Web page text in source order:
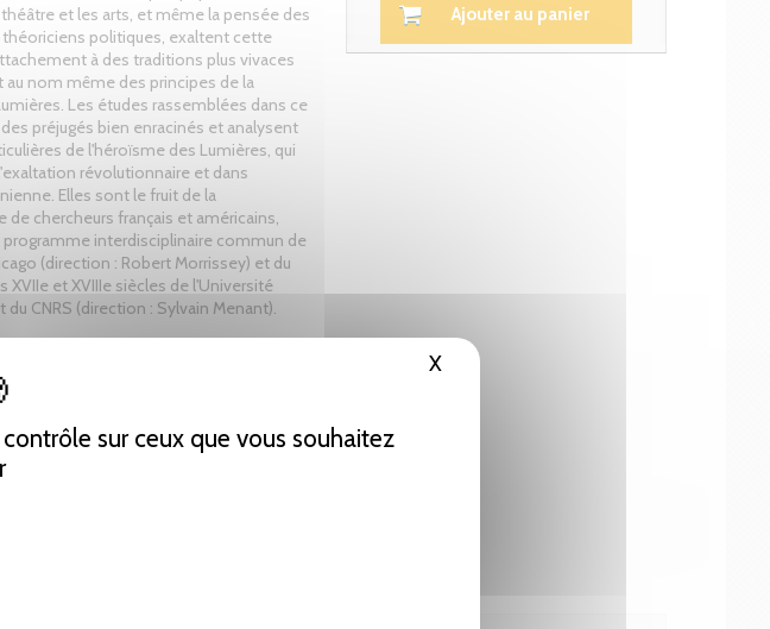
sur ceux que vous souhaitez
X Masquer le bandeau des cookies
et les arts, et même la pensée des
politiques, exaltent cette
à des traditions plus vivaces
nom même des principes de la
Les études rassemblées dans ce
préjugés bien enracinés et analysent
de l'héroïsme des Lumières, qui
révolutionnaire et dans
Elles sont le fruit de la
de chercheurs français et américains,
programme interdisciplinaire commun de
(direction : Robert Morrissey) et du
XVIIe et XVIIIe siècles de l'Université
CNRS (direction : Sylvain Menant).
Ajouter au panier